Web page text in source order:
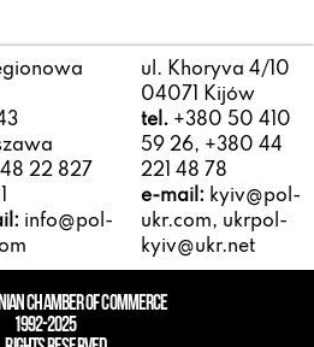
22 827
info@pol-
ul. Khoryva 4/10
04071 Kijów
tel. +380 50 410
59 26, +380 44
221 48 78
e-mail: kyiv@pol-
ukr.com, ukrpol-
kyiv@ukr.net
CHAMBER OF COMMERCE
1992-2025